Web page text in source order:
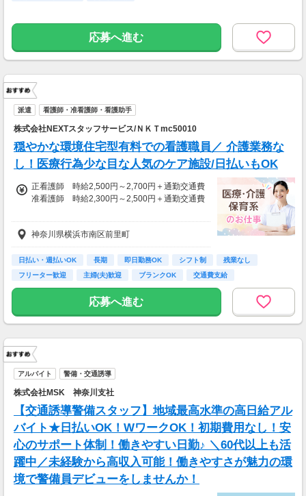
応募へ進む
派遣 看護師・准看護師・看護助手
株式会社NEXTスタッフサービス/ＮＫＴmc50010
穏やかな環境住宅型有料での看護職員／ 介護業務な
し！医療行為少な目な人気のケア施設/日払いもOK
正看護師 時給2,500円～2,700円＋通勤交通費
准看護師 時給2,300円～2,500円＋通勤交通費
※経験資格によって変動有
※日払い利用可能
【給与例】
月収例：時給2700円、1日8h、22日勤務=47万
神奈川県横浜市南区前里町
日払い・週払いOK 長期 即日勤務OK シフト制
残業なし
フリーター歓迎
主婦(夫)歓迎 ブランクOK 交通費支給
応募へ進む
アルバイト 警備・交通誘導
株式会社MSK 神奈川支社
【交通誘導警備スタッフ】地域最高水準の高日給アル
バイト★日払いOK！WワークOK！初期費用なし！安
心のサポート体制！働きやすい日勤♪ ＼60代以上も活
躍中／未経験から高収入可能！働きやすさが魅力の環
境で警備員デビューをしませんか！